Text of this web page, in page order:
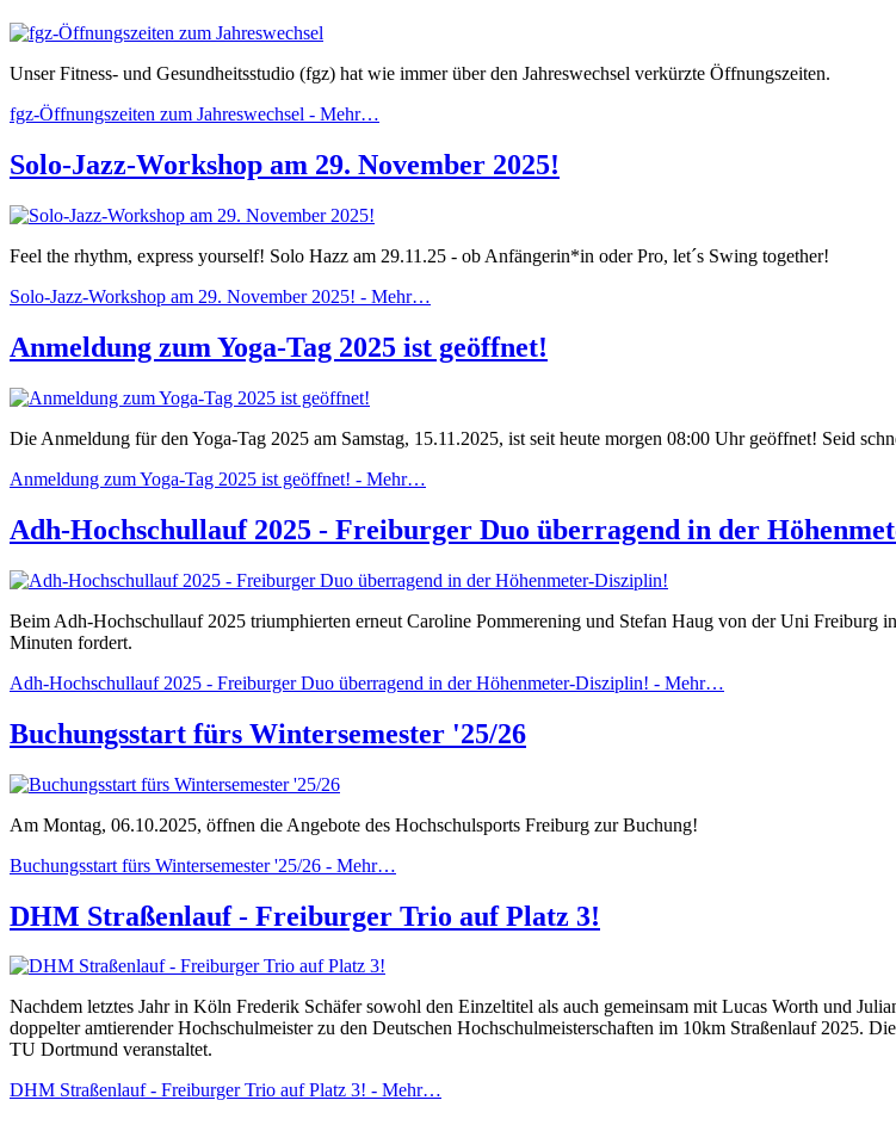
Unser Fitness- und Gesundheitsstudio (fgz) hat wie immer über den Jahreswechsel verkürzte Öffnungszeiten.
fgz-Öffnungszeiten zum Jahreswechsel - Mehr…
Solo-Jazz-Workshop am 29. November 2025!
Feel the rhythm, express yourself! Solo Hazz am 29.11.25 - ob Anfängerin*in oder Pro, let´s Swing together!
Solo-Jazz-Workshop am 29. November 2025! - Mehr…
Anmeldung zum Yoga-Tag 2025 ist geöffnet!
Die Anmeldung für den Yoga-Tag 2025 am Samstag, 15.11.2025, ist seit heute morgen 08:00 Uhr geöffnet! Seid
Anmeldung zum Yoga-Tag 2025 ist geöffnet! - Mehr…
Adh-Hochschullauf 2025 - Freiburger Duo überragend in der
Beim Adh-Hochschullauf 2025 triumphierten erneut Caroline Pommerening und Stefan Haug von der Uni Freiburg
Minuten fordert.
Adh-Hochschullauf 2025 - Freiburger Duo überragend in der Höhenmeter-Disziplin! - Mehr…
Buchungsstart fürs Wintersemester '25/26
Am Montag, 06.10.2025, öffnen die Angebote des Hochschulsports Freiburg zur Buchung!
Buchungsstart fürs Wintersemester '25/26 - Mehr…
DHM Straßenlauf - Freiburger Trio auf Platz 3!
Nachdem letztes Jahr in Köln Frederik Schäfer sowohl den Einzeltitel als auch gemeinsam mit Lucas Worth und
doppelter amtierender Hochschulmeister zu den Deutschen Hochschulmeisterschaften im 10km Straßenlauf 2025.
TU Dortmund veranstaltet.
DHM Straßenlauf - Freiburger Trio auf Platz 3! - Mehr…